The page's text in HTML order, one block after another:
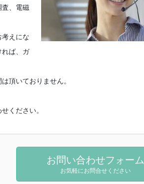
査、電磁
えにな
れば、ガ
頂いておりません。
ください。
お問い合わせフォーム
お気軽にお問合せください